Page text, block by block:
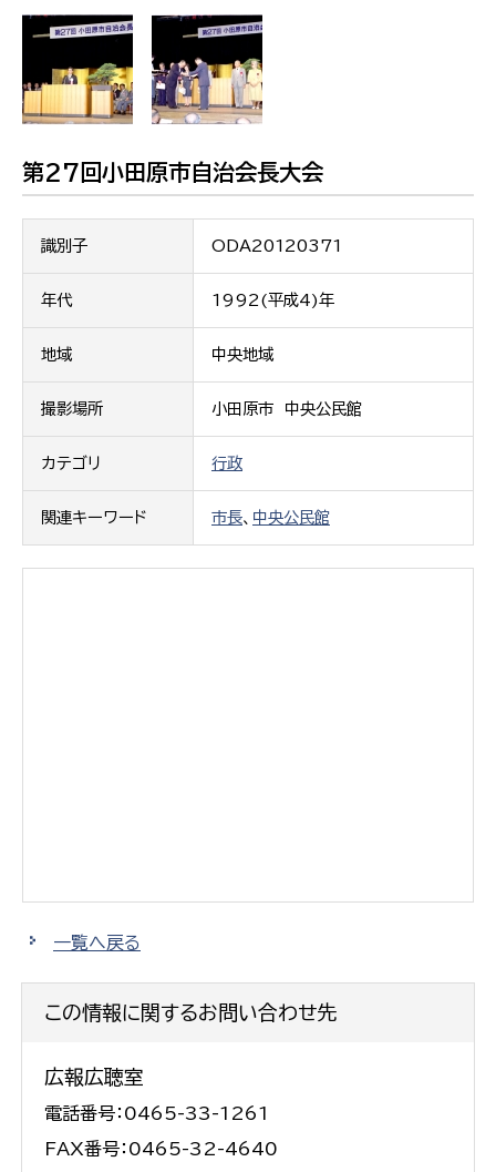
第27回小田原市自治会長大会
識別子 ODA20120371
年代 1992(平成4)年
地域 中央地域
撮影場所 小田原市 中央公民館
カテゴリ 行政
関連キーワード 市長、 中央公民館
一覧へ戻る
この情報に関するお問い合わせ先
広報広聴室
電話番号：0465-33-1261
FAX番号：0465-32-4640